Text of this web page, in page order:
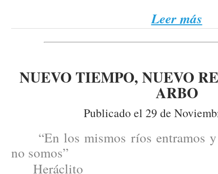
Leer más
NUEVO TIEMPO, NUEVO
ARBO
Publicado el 29 de
“En los mismos ríos entramos y
no somos”
Heráclito